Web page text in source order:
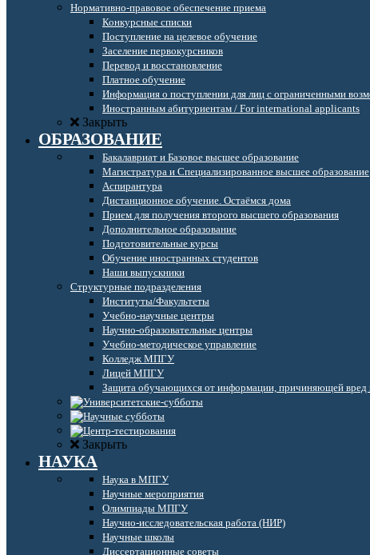
Нормативно-правовое обеспечение приема
Конкурсные списки
Поступление на целевое обучение
Заселение первокурсников
Перевод и восстановление
Платное обучение
Информация о поступлении для лиц с ограниченными
Иностранным абитуриентам / For international applicants
Закрыть
ОБРАЗОВАНИЕ
Бакалавриат и Базовое высшее образование
Магистратура и Специализированное высшее образование
Аспирантура
Дистанционное обучение. Остаёмся дома
Прием для получения второго высшего образования
Дополнительное образование
Подготовительные курсы
Обучение иностранных студентов
Наши выпускники
Структурные подразделения
Институты/Факультеты
Учебно-научные центры
Научно-образовательные центры
Учебно-методическое управление
Колледж МПГУ
Лицей МПГУ
Защита обучающихся от информации, причиняющей вред
Закрыть
НАУКА
Наука в МПГУ
Научные мероприятия
Олимпиады МПГУ
Научно-исследовательская работа (НИР)
Научные школы
Диссертационные советы